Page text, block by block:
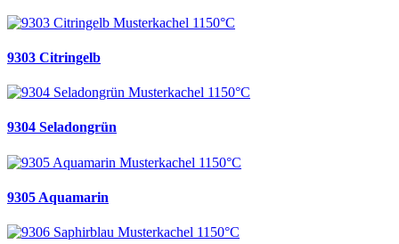
9303 Citringelb
9304 Seladongrün
9305 Aquamarin